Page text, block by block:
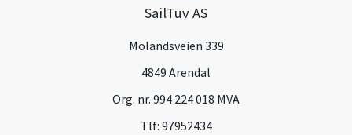
SailTuv AS
Molandsveien 339
4849 Arendal
Org. nr. 994 224 018 MVA
Tlf: 97952434